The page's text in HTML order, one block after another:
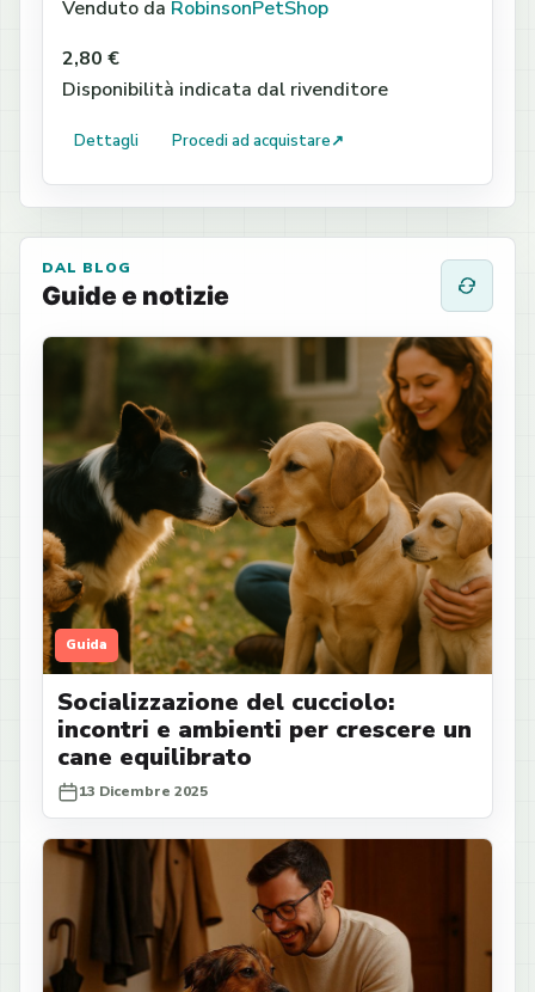
Venduto da RobinsonPetShop
2,80 €
Disponibilità indicata dal rivenditore
Dettagli Procedi ad acquistare↗
DAL BLOG
Guide e notizie
Guida
Socializzazione del cucciolo:
incontri e ambienti per crescere un
cane equilibrato
13 Dicembre 2025